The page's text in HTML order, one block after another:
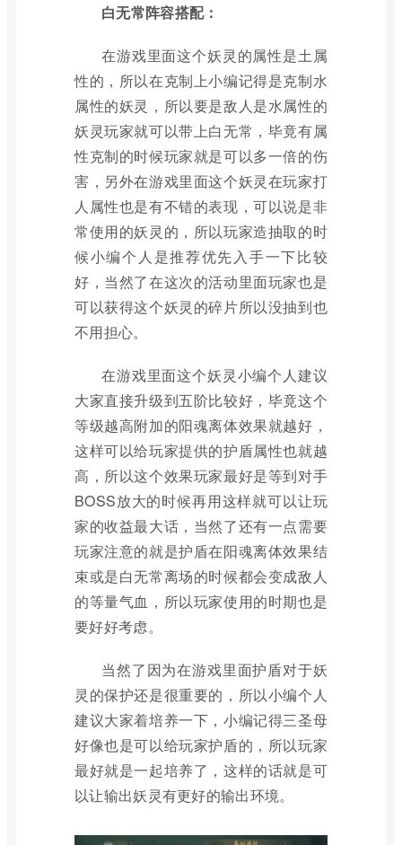
白无常阵容搭配：
在游戏里面这个妖灵的属性是土属
性的，所以在克制上小编记得是克制水
属性的妖灵，所以要是敌人是水属性的
妖灵玩家就可以带上白无常，毕竟有属
性克制的时候玩家就是可以多一倍的伤
害，另外在游戏里面这个妖灵在玩家打
人属性也是有不错的表现，可以说是非
常使用的妖灵的，所以玩家造抽取的时
候小编个人是推荐优先入手一下比较
好，当然了在这次的活动里面玩家也是
可以获得这个妖灵的碎片所以没抽到也
不用担心。
在游戏里面这个妖灵小编个人建议
大家直接升级到五阶比较好，毕竟这个
等级越高附加的阳魂离体效果就越好，
这样可以给玩家提供的护盾属性也就越
高，所以这个效果玩家最好是等到对手
BOSS放大的时候再用这样就可以让玩
家的收益最大话，当然了还有一点需要
玩家注意的就是护盾在阳魂离体效果结
束或是白无常离场的时候都会变成敌人
的等量气血，所以玩家使用的时期也是
要好好考虑。
当然了因为在游戏里面护盾对于妖
灵的保护还是很重要的，所以小编个人
建议大家着培养一下，小编记得三圣母
好像也是可以给玩家护盾的，所以玩家
最好就是一起培养了，这样的话就是可
以让输出妖灵有更好的输出环境。